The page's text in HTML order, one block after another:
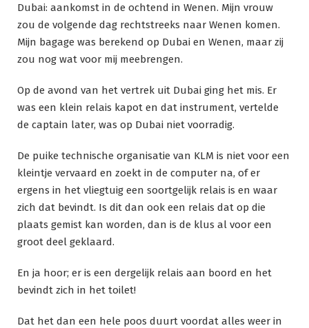
Dubai: aankomst in de ochtend in Wenen. Mijn vrouw
zou de volgende dag rechtstreeks naar Wenen komen.
Mijn bagage was berekend op Dubai en Wenen, maar zij
zou nog wat voor mij meebrengen.
Op de avond van het vertrek uit Dubai ging het mis. Er
was een klein relais kapot en dat instrument, vertelde
de captain later, was op Dubai niet voorradig.
De puike technische organisatie van KLM is niet voor een
kleintje vervaard en zoekt in de computer na, of er
ergens in het vliegtuig een soortgelijk relais is en waar
zich dat bevindt. Is dit dan ook een relais dat op die
plaats gemist kan worden, dan is de klus al voor een
groot deel geklaard.
En ja hoor; er is een dergelijk relais aan boord en het
bevindt zich in het toilet!
Dat het dan een hele poos duurt voordat alles weer in